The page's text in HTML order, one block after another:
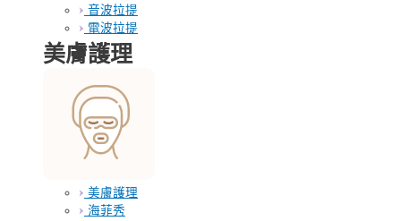
音波拉提
電波拉提
美膚護理
美膚護理
海菲秀